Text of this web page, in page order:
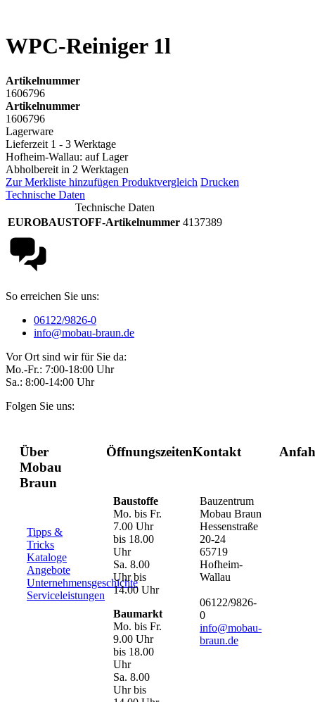
WPC-Reiniger 1l
Artikelnummer
1606796
Artikelnummer
1606796
Lagerware
Lieferzeit 1 - 3 Werktage
Hofheim-Wallau: auf Lager
Abholbereit in 2 Werktagen
Zur Merkliste hinzufügen Produktvergleich Drucken
Technische Daten
Technische Daten
EUROBAUSTOFF-Artikelnummer 4137389
So erreichen Sie uns:
06122/9826-0
info@mobau-braun.de
Vor Ort sind wir für Sie da:
Mo.-Fr.: 7:00-18:00 Uhr
Sa.: 8:00-14:00 Uhr
Folgen Sie uns:
Über
Mobau
Braun
Tipps &
Tricks
Kataloge
Angebote
Unternehmensgeschichte
Serviceleistungen
Öffnungszeiten
Baustoffe
Mo. bis Fr.
7.00 Uhr
bis 18.00
Uhr
Sa. 8.00
Uhr bis
14.00 Uhr
Baumarkt
Mo. bis Fr.
9.00 Uhr
bis 18.00
Uhr
Sa. 8.00
Uhr bis
Kontakt
Bauzentrum
Mobau Braun
Hessenstraße
20-24
65719
Hofheim-
Wallau
06122/9826-
0
info@mobau-
braun.de